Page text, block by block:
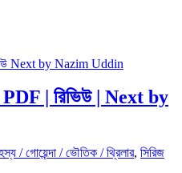
PDF | রিভিউ | Next by
/ গোয়েন্দা / ভৌতিক / থ্রিলার, সিরিজ